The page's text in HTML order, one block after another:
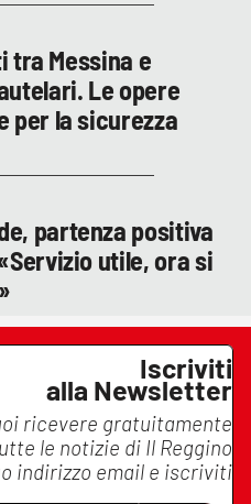
tra Messina e
Le opere
per la sicurezza
partenza positiva
utile, ora si
Iscriviti
alla Newsletter
ricevere gratuitamente
le notizie di Il Reggino
indirizzo email e iscriviti